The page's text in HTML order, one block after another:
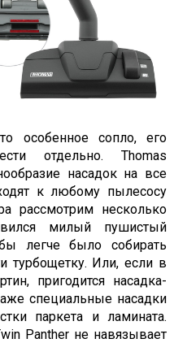
особенное сопло, его
отдельно. Thomas
насадок на все
к любому пылесосу
рассмотрим несколько
милый пушистый
легче было собирать
турбощетку. Или, если в
пригодится насадка-
специальные насадки
паркета и ламината.
Panther не навязывает